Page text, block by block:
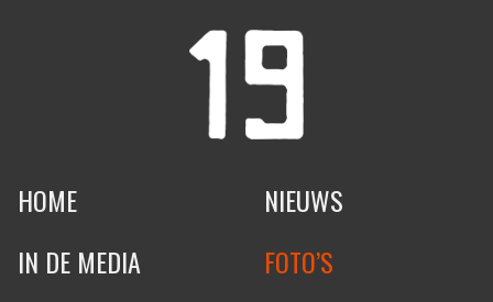
HOME
NIEUWS
IN DE MEDIA
FOTO’S